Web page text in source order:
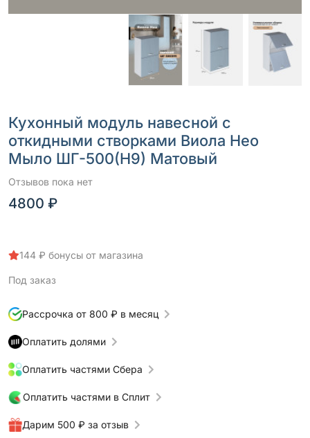
Кухонный модуль навесной с
откидными створками Виола Нео
Мыло ШГ-500(Н9) Матовый
Отзывов пока нет
4800 ₽
144 ₽ бонусы от магазина
Под заказ
Рассрочка от 800 ₽ в месяц
Оплатить долями
Оплатить частями Сбера
Оплатить частями в Сплит
Дарим 500 ₽ за отзыв